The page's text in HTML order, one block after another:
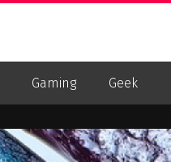
Gaming Geek